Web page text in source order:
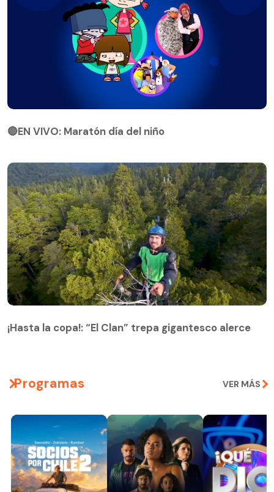
🔴EN VIVO: Maratón día del niño
¡Hasta la copa!: “El Clan” trepa gigantesco alerce
Programas VER MÁS